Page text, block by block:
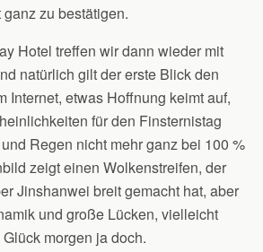
zu bestätigen.
Hotel treffen wir dann wieder mit
natürlich gilt der erste Blick den
Internet, etwas Hoffnung keimt auf,
für den Finsternistag
Regen nicht mehr ganz bei 100 %
zeigt einen Wolkenstreifen, der
Jinshanwei breit gemacht hat, aber
und große Lücken, vielleicht
morgen ja doch.